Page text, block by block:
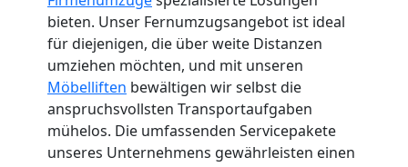
bieten. Unser Fernumzugsangebot ist ideal
für diejenigen, die über weite Distanzen
umziehen möchten, und mit unseren
Möbelliften bewältigen wir selbst die
anspruchsvollsten Transportaufgaben
mühelos. Die umfassenden Servicepakete
unseres Unternehmens gewährleisten einen